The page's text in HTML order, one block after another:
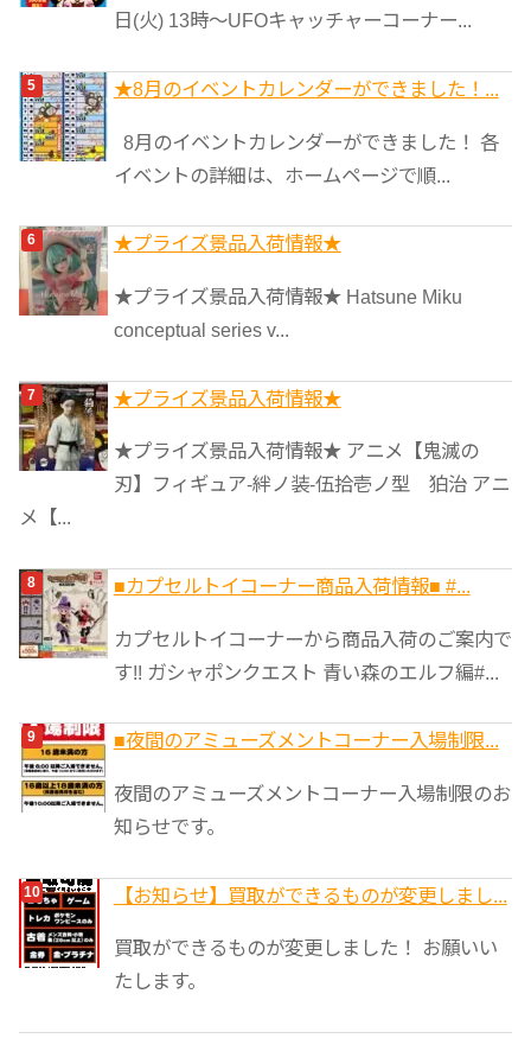
日(火) 13時〜UFOキャッチャーコーナー...
★8月のイベントカレンダーができました！...
8月のイベントカレンダーができました！ 各
イベントの詳細は、ホームページで順...
★プライズ景品入荷情報★
★プライズ景品入荷情報★ Hatsune Miku
conceptual series v...
★プライズ景品入荷情報★
★プライズ景品入荷情報★ アニメ【鬼滅の
刃】フィギュア-絆ノ装-伍拾壱ノ型 狛治 アニ
メ【...
■カプセルトイコーナー商品入荷情報■ #...
カプセルトイコーナーから商品入荷のご案内で
す!! ガシャポンクエスト 青い森のエルフ編#...
■夜間のアミューズメントコーナー入場制限...
夜間のアミューズメントコーナー入場制限のお
知らせです。
【お知らせ】買取ができるものが変更しまし...
買取ができるものが変更しました！ お願いい
たします。